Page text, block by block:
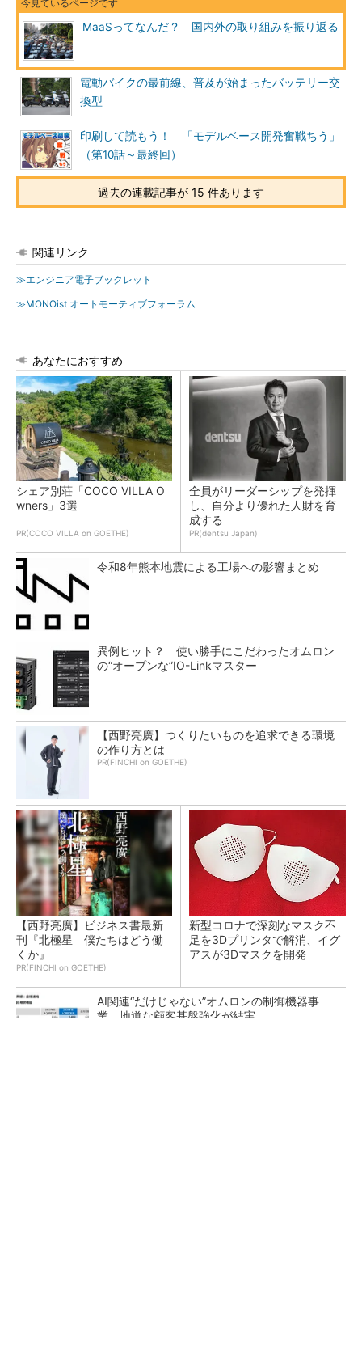
MaaSってなんだ？ 国内外の取り組みを振り返る
電動バイクの最前線、普及が始まったバッテリー交
換型
印刷して読もう！ 「モデルベース開発奮戦ちう」
（第10話～最終回）
過去の連載記事が 15 件あります
関連リンク
≫エンジニア電子ブックレット
≫MONOist オートモーティブフォーラム
あなたにおすすめ
シェア別荘「COCO VILLA O
wners」3選
PR(COCO VILLA on GOETHE)
全員がリーダーシップを発揮
し、自分より優れた人財を育
成する
PR(dentsu Japan)
令和8年熊本地震による工場への影響まとめ
異例ヒット？ 使い勝手にこだわったオムロン
の“オープンな”IO-Linkマスター
【西野亮廣】つくりたいものを追求できる環境
の作り方とは
PR(FINCHI on GOETHE)
【西野亮廣】ビジネス書最新
刊『北極星 僕たちはどう働
くか』
PR(FINCHI on GOETHE)
新型コロナで深刻なマスク不
足を3Dプリンタで解消、イグ
アスが3Dマスクを開発
AI関連“だけじゃない”オムロンの制御機器事
業、地道な顧客基盤強化が結実